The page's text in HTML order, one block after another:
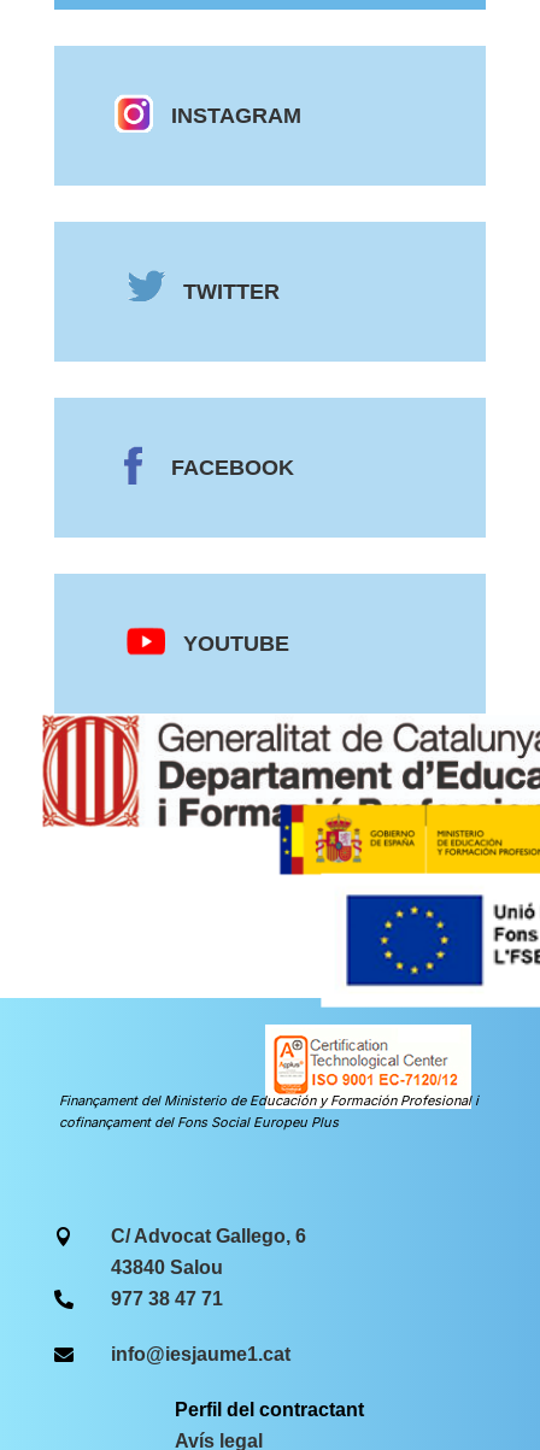
INSTAGRAM
TWITTER
FACEBOOK
YOUTUBE
Finançament del Ministerio de Educación y Formación Profesional i
cofinançament del Fons Social Europeu Plus

C/ Advocat Gallego, 6
43840 Salou
 977 38 47 71
 info@iesjaume1.cat
Perfil del contractant
Avís legal